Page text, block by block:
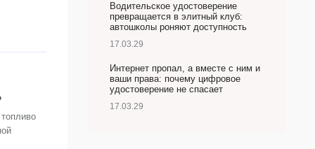
Водительское удостоверение
превращается в элитный клуб:
автошколы роняют доступность
17.03.29
Интернет пропал, а вместе с ним и
ваши права: почему цифровое
удостоверение не спасает
17.03.29